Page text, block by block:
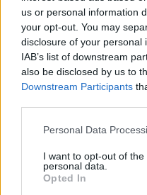
us or personal information
your opt-out. You may
disclosure of your personal
IAB’s list of downstream
also be disclosed by us to
Downstream Participants
Personal Data
I want to opt-out of
personal data.
Opted In
αυτή τη διαδρομή.
Συχνά έχετε το
μπορεί να
Ακριβώς όπως ένας
θυσιάζατε την
κάθε μέρα. Η
πολύ σημαντικές για
Το μονοπάτι είναι